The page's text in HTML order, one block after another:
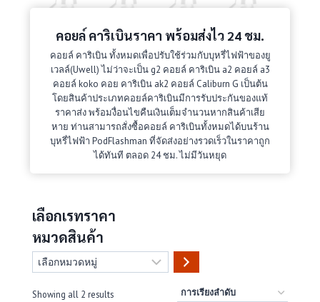
คอยล์ คาริเบินราคา พร้อมส่งไว 24 ชม.
คอยล์ คาริเบิน ทั้งหมดเพื่อปรับใช้ร่วมกับบุหรี่ไฟฟ้าของยู
เวลล์(Uwell) ไม่ว่าจะเป็น g2 คอยล์ คาริเบิน a2 คอยล์ a3
คอยล์ koko คอย คาริเบิน ak2 คอยล์ Caliburn G เป็นต้น
โดยสินค้าประเภทคอยล์คาริเบินมีการรับประกันของแท้
ราคาส่ง พร้อมงื่อนไขคืนเงินเต็มจำนวนหากสินค้าเสีย
หาย ท่านสามารถสั่งซื้อคอยล์ คาริเบินทั้งหมดได้บนร้าน
บุหรี่ไฟฟ้า PodFlashman ที่จัดส่งอย่างรวดเร็วในราคาถูก
ได้ทันที ตลอด 24 ชม. ไม่มีวันหยุด
เลือกเรทราคา
หมวดสินค้า
เลือก
หมวด
หมู่
Showing all 2 results